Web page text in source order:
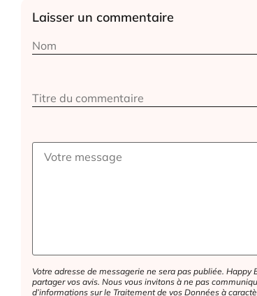
Laisser un commentaire
Votre adresse de messagerie ne sera pas publiée.
partager vos avis. Nous vous invitons à ne pas
d’informations sur le Traitement de vos Données à
Alternative: